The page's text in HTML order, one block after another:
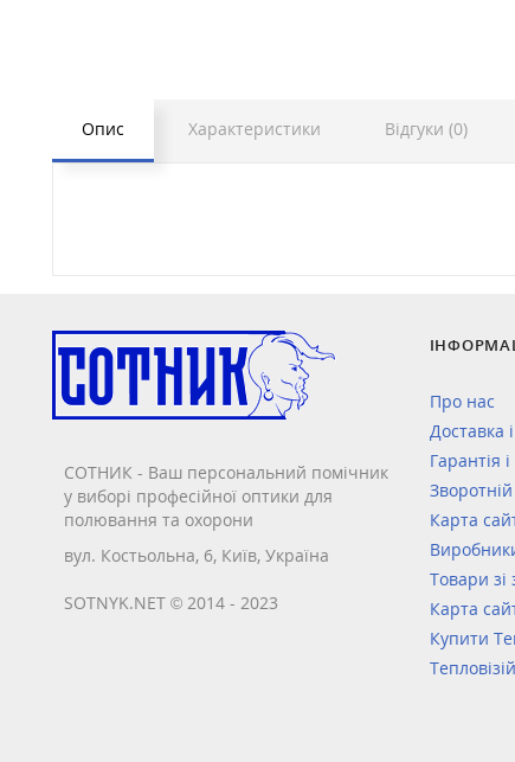
Опис Характеристики Відгуки (0)
СОТНИК - Ваш персональний помічник
у виборі професійної оптики для
полювання та охорони
вул. Костьольна, 6, Київ, Україна
SOTNYK.NET © 2014 - 2023
Про нас
Доставка
Гарантія
Зворотній
Карта
Товари
Карта
Купити